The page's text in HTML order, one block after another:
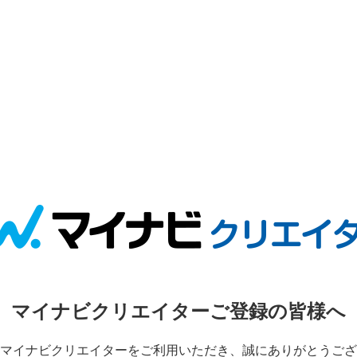
マイナビクリエイターご登録の皆様へ
イナビクリエイターをご利用いただき、誠にありがとうご